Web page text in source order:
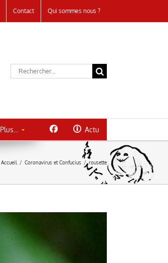
Contact Qui sommes nous ?
Rechercher:
Plus… Actu
Accueil / Coronavirus et Confucius / rousette